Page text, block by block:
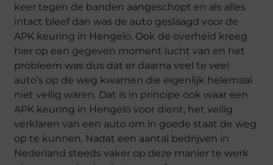
keer tegen de banden aangeschopt en als alles
intact bleef dan was de auto geslaagd voor de
APK keuring in Hengelo. Ook de overheid kreeg
hier op een gegeven moment lucht van en het
probleem was dus dat er daarna veel te veel
auto’s op de weg kwamen die eigenlijk helemaal
niet veilig waren. Dat is in principe ook waar een
APK keuring in Hengelo voor dient, het veilig
verklaren van een auto om in goede staat de weg
op te kunnen. Nadat een aantal bedrijven in
Nederland steeds vaker op deze manier te werk